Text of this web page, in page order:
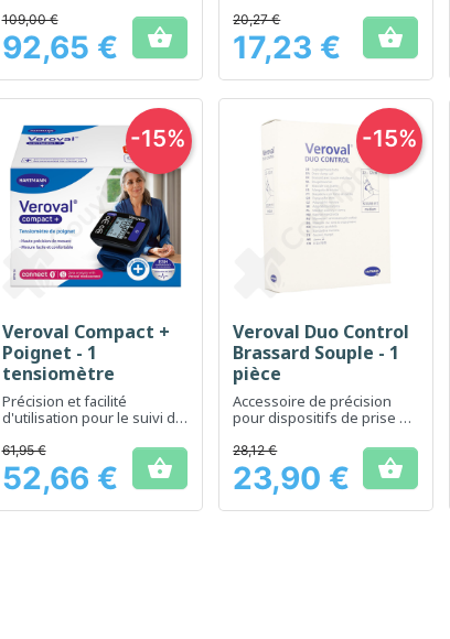
Prix
109,00 €
92,65 €  Prix
20,27 €
17,23 € 
Aperçu rapide
Veroval Compact +
Poignet - 1
tensiomètre
Précision et facilité
d'utilisation pour le suivi de
Prix
61,95 €
52,66 € 
-15%
Aperçu rapide
Veroval Duo Control
Brassard Souple - 1
pièce
Accessoire de précision
pour dispositifs de prise de
Prix
28,12 €
23,90 € 
-15%